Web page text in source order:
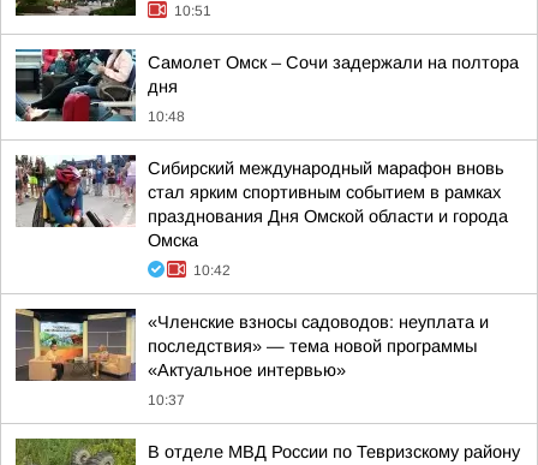
10:51
Самолет Омск – Сочи задержали на полтора
дня
10:48
Сибирский международный марафон вновь
стал ярким спортивным событием в рамках
празднования Дня Омской области и города
Омска
10:42
«Членские взносы садоводов: неуплата и
последствия» — тема новой программы
«Актуальное интервью»
10:37
В отделе МВД России по Тевризскому району